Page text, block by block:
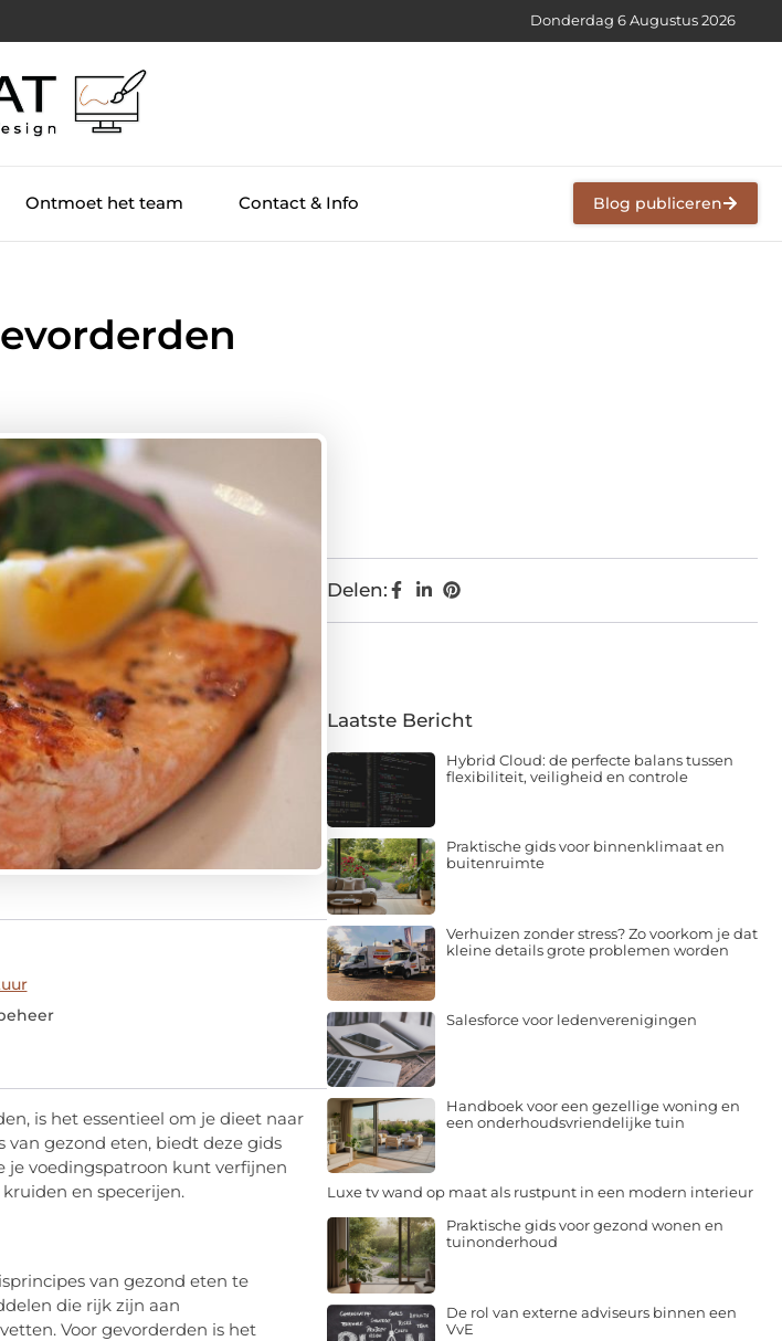
Donderdag 6 Augustus 2026
Ontmoet het team Contact & Info Blog publiceren
is het essentieel om je dieet naar
van gezond eten, biedt deze gids
je voedingspatroon kunt verfijnen
en specerijen.
van gezond eten te
die rijk zijn aan
Voor gevorderden is het
Delen:
Laatste Bericht
Hybrid Cloud: de perfecte balans tussen
flexibiliteit, veiligheid en controle
Praktische gids voor binnenklimaat en
buitenruimte
Verhuizen zonder stress? Zo voorkom je dat
kleine details grote problemen worden
Salesforce voor ledenverenigingen
Handboek voor een gezellige woning en
een onderhoudsvriendelijke tuin
Luxe tv wand op maat als rustpunt in een modern interieur
Praktische gids voor gezond wonen en
tuinonderhoud
De rol van externe adviseurs binnen een
VvE